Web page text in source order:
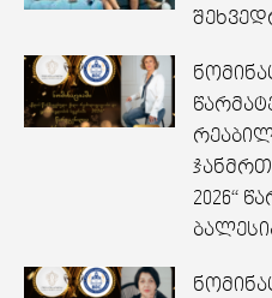
2026“